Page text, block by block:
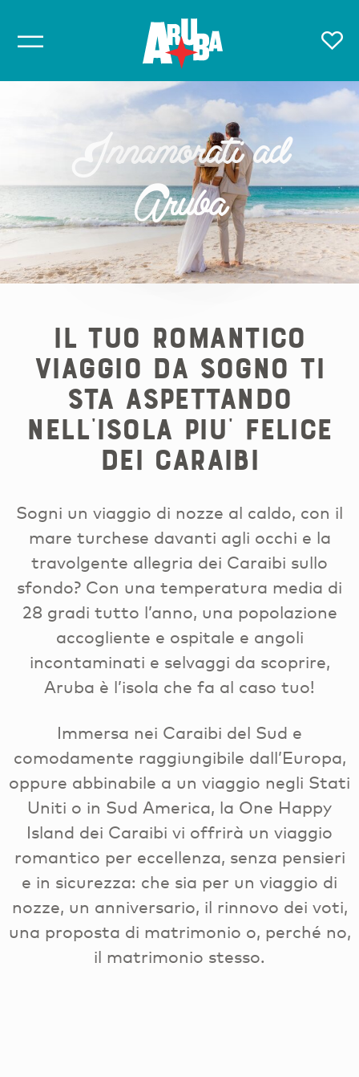
Innamorati ad
Aruba
IL TUO ROMANTICO
VIAGGIO DA SOGNO TI
STA ASPETTANDO
NELL’ISOLA PIU’ FELICE
DEI CARAIBI
Sogni un viaggio di nozze al caldo, con il
mare turchese davanti agli occhi e la
travolgente allegria dei Caraibi sullo
sfondo? Con una temperatura media di
28 gradi tutto l’anno, una popolazione
accogliente e ospitale e angoli
incontaminati e selvaggi da scoprire,
Aruba è l’isola che fa al caso tuo!
Immersa nei Caraibi del Sud e
comodamente raggiungibile dall’Europa,
oppure abbinabile a un viaggio negli Stati
Uniti o in Sud America, la One Happy
Island dei Caraibi vi offrirà un viaggio
romantico per eccellenza, senza pensieri
e in sicurezza: che sia per un viaggio di
nozze, un anniversario, il rinnovo dei voti,
una proposta di matrimonio o, perché no,
il matrimonio stesso.